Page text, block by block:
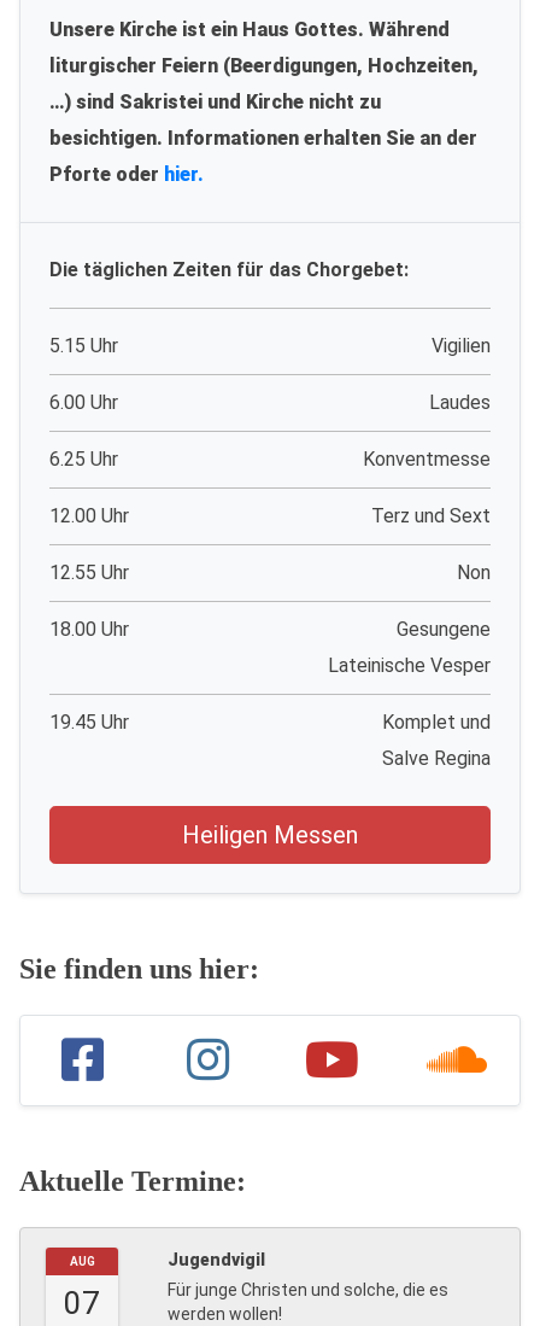
Unsere Kirche ist ein Haus Gottes. Während
liturgischer Feiern (Beerdigungen, Hochzeiten,
…) sind Sakristei und Kirche nicht zu
besichtigen. Informationen erhalten Sie an der
Pforte oder hier.
Die täglichen Zeiten für das Chorgebet:
5.15 Uhr Vigilien
6.00 Uhr Laudes
6.25 Uhr Konventmesse
12.00 Uhr Terz und Sext
12.55 Uhr Non
18.00 Uhr
Gesungene
Lateinische Vesper
19.45 Uhr
Komplet und
Salve Regina
Heiligen Messen
Sie finden uns hier:
Aktuelle Termine:
AUG
07
Jugendvigil
Für junge Christen und solche, die es
werden wollen!